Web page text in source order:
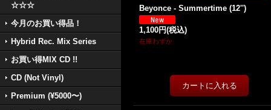
☆☆☆
今月のお買い得品！
Hybrid Rec. Mix Series
お買い得MIX CD !!
CD (Not Vinyl)
Premium (¥5000〜)
Beyonce - Summertime (12'')
1,100円(税込)
在庫わずか